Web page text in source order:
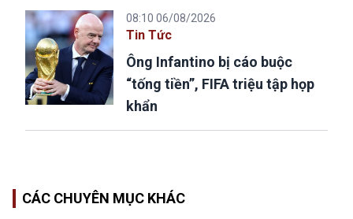
08:10 06/08/2026
Tin Tức
Ông Infantino bị cáo buộc
“tống tiền”, FIFA triệu tập họp
khẩn
CÁC CHUYÊN MỤC KHÁC